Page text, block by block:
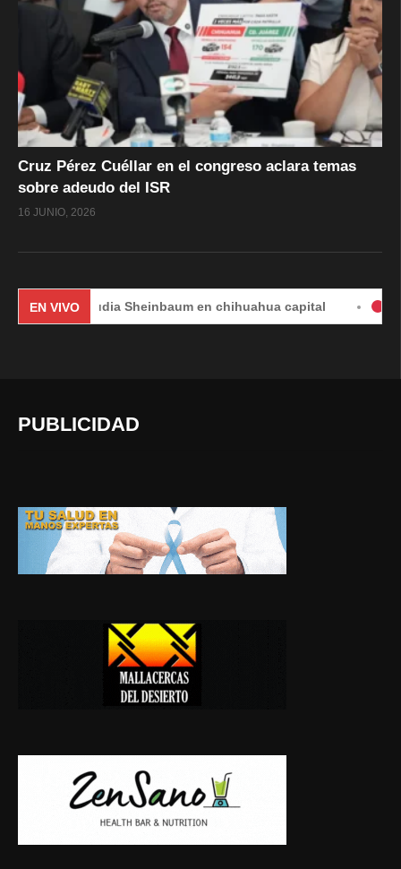
Cruz Pérez Cuéllar en el congreso aclara temas
sobre adeudo del ISR
16 JUNIO, 2026
EN VIVO
Claudia Sheinbaum en chihuahua capital #EnVivo |
PUBLICIDAD